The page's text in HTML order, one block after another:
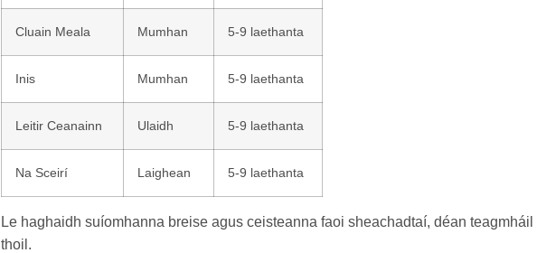
Cluain Meala Mumhan 5-9 laethanta
Inis Mumhan 5-9 laethanta
Leitir Ceanainn Ulaidh 5-9 laethanta
Na Sceirí Laighean 5-9 laethanta
Le haghaidh suíomhanna breise agus ceisteanna faoi sheachadtaí, déan
thoil.